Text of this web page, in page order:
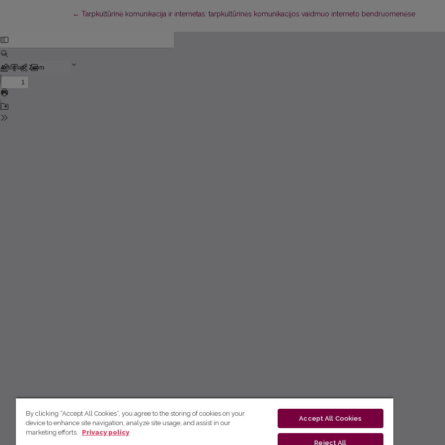
← Return to Article Details
Tarpkultūrinė komunikacija ir internetas: tarpkultūrinės komunikacijos vaidmuo interneto bendruomenėse
By clicking “Accept All Cookies”, you agree to the storing of cookies on your
device to enhance site navigation, analyze site usage, and assist in our
marketing efforts.
Privacy policy
Accept All Cookies
Reject All